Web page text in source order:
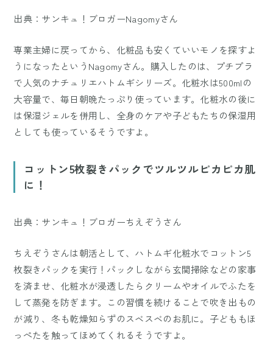
出典：サンキュ！ブロガーNagomyさん
専業主婦に戻ってから、化粧品も安くていいモノを探すよ
うになったというNagomyさん。購入したのは、プチプラ
で人気のナチュリエハトムギシリーズ。化粧水は500mlの
大容量で、毎日朝晩たっぷり使っています。化粧水の後に
は保湿ジェルを併用し、全身のケアや子どもたちの保湿用
としても使っているそうですよ。
コットン5枚裂きパックでツルツルピカピカ肌
に！
出典：サンキュ！ブロガーちえぞうさん
ちえぞうさんは朝活として、ハトムギ化粧水でコットン5
枚裂きパックを実行！パックしながら玄関掃除などの家事
を済ませ、化粧水が浸透したらクリームやオイルでふたを
して蒸発を防ぎます。この習慣を続けることで吹き出もの
が減り、冬も乾燥知らずのスベスベのお肌に。子どももほ
っぺたを触ってほめてくれるそうですよ。